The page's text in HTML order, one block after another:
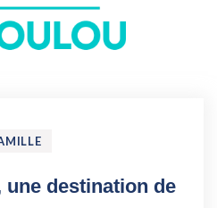
une destination de